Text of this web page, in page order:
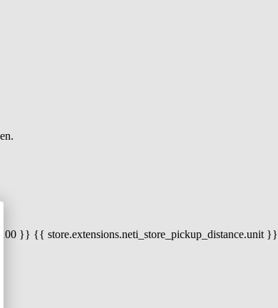
}} {{ store.extensions.neti_store_pickup_distance.unit }}